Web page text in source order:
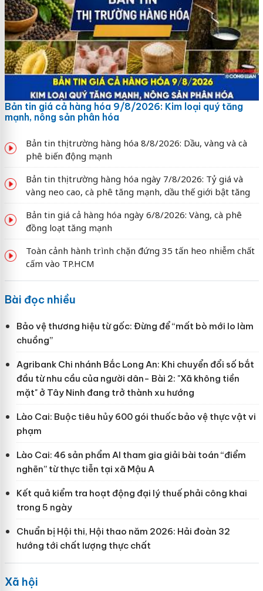
Bản tin giá cả hàng hóa 9/8/2026: Kim loại quý tăng
mạnh, nông sản phân hóa
Bản tin thị trường hàng hóa 8/8/2026: Dầu, vàng và cà
phê biến động mạnh
Bản tin thị trường hàng hóa ngày 7/8/2026: Tỷ giá và
vàng neo cao, cà phê tăng mạnh, dầu thế giới bật tăng
Bản tin giá cả hàng hóa ngày 6/8/2026: Vàng, cà phê
đồng loạt tăng mạnh
Toàn cảnh hành trình chặn đứng 35 tấn heo nhiễm chất
cấm vào TP.HCM
Bài đọc nhiều
Bảo vệ thương hiệu từ gốc: Đừng để “mất bò mới lo làm
chuồng”
Agribank Chi nhánh Bắc Long An: Khi chuyển đổi số bắt
đầu từ nhu cầu của người dân- Bài 2: "Xã không tiền
mặt" ở Tây Ninh đang trở thành xu hướng
Lào Cai: Buộc tiêu hủy 600 gói thuốc bảo vệ thực vật vi
phạm
Lào Cai: 46 sản phẩm AI tham gia giải bài toán “điểm
nghẽn” từ thực tiễn tại xã Mậu A
Kết quả kiểm tra hoạt động đại lý thuế phải công khai
trong 5 ngày
Chuẩn bị Hội thi, Hội thao năm 2026: Hải đoàn 32
hướng tới chất lượng thực chất
Xã hội